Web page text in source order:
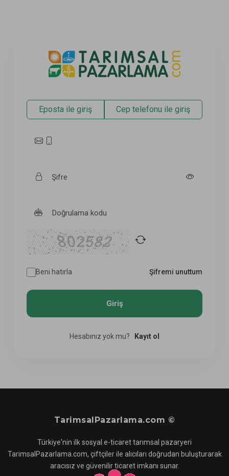
Eposta ile giriş Cep telefonu ile giriş
Beni hatırla Şifremi unuttum
Hesabınız yok mu? Kayıt ol
TarimsalPazarlama.com ©
Türkiye'nin ilk sosyal e-ticaret tarımsal pazaryeri
TarimsalPazarlama.com, çiftçiler ile alıcıları doğrudan buluşturarak
aracısız ve güvenilir ticaret imkanı sunar.